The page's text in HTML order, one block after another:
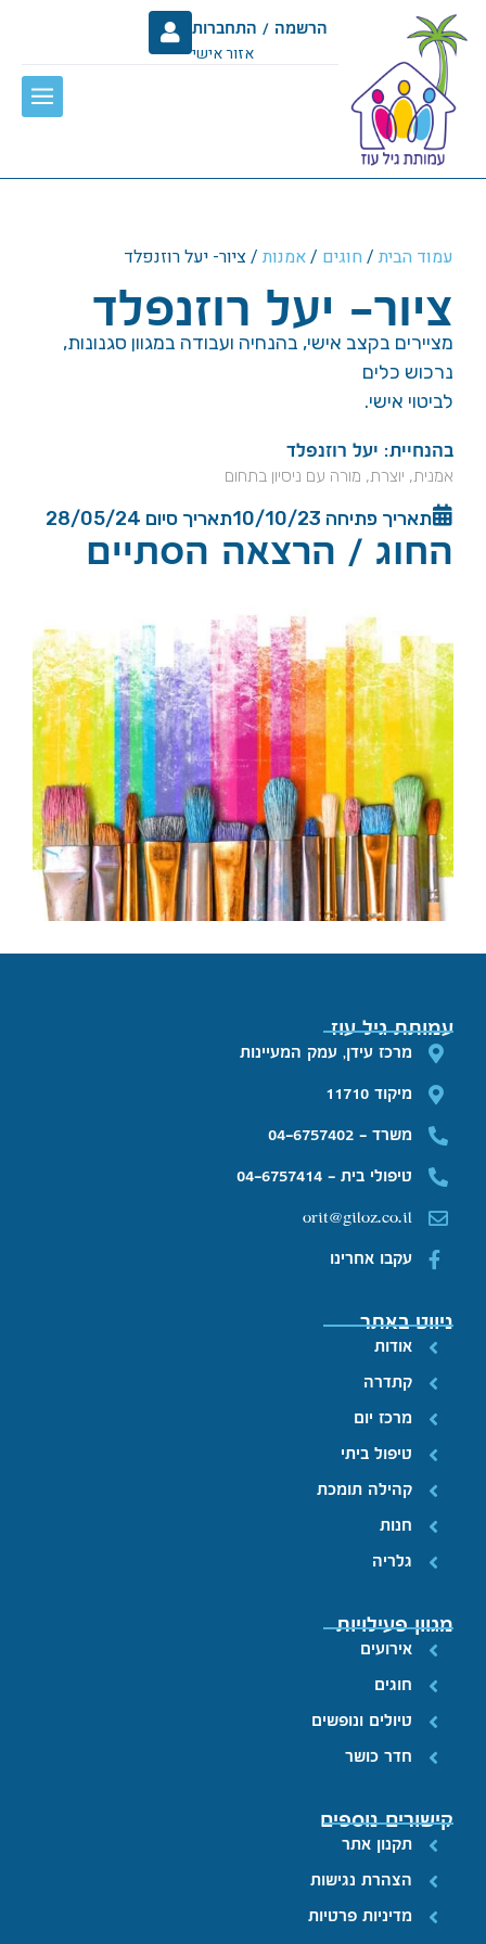
הרשמה / התחברות
אזור אישי
עמוד הבית / חוגים /אמנות / ציור- יעל רוזנפלד
ציור- יעל רוזנפלד
מציירים בקצב אישי, בהנחיה ועבודה במגוון סגנונות,
נרכוש כלים
לביטוי אישי.
בהנחיית: יעל רוזנפלד
אמנית, יוצרת, מורה עם ניסיון בתחום
תאריך פתיחה 10/10/23 תאריך סיום 28/05/24
החוג / הרצאה הסתיים
עמותת גיל עוז
מרכז עידן, עמק המעיינות
מיקוד 11710
משרד - 04-6757402
טיפולי בית - 04-6757414
orit@giloz.co.il
עקבו אחרינו
ניווט באתר
אודות
קתדרה
מרכז יום
טיפול ביתי
קהילה תומכת
חנות
גלריה
מגוון פעילויות
אירועים
חוגים
טיולים ונופשים
חדר כושר
קישורים נוספים
תקנון אתר
הצהרת נגישות
מדיניות פרטיות